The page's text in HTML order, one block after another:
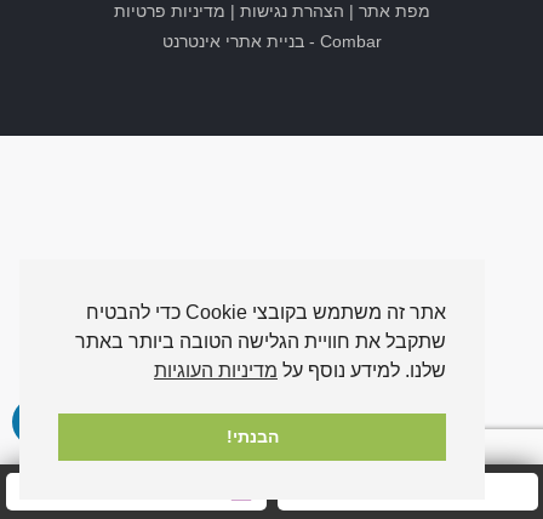
מפת אתר | הצהרת נגישות | מדיניות פרטיות
Combar
- בניית אתרי אינטרנט
אתר זה משתמש בקובצי Cookie כדי להבטיח
שתקבל את חוויית הגלישה הטובה ביותר באתר
שלנו. למידע נוסף על מדיניות העוגיות
הבנתי!